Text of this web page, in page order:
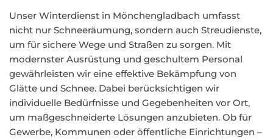
Unser Winterdienst in Mönchengladbach umfasst
nicht nur Schneeräumung, sondern auch Streudienste,
um für sichere Wege und Straßen zu sorgen. Mit
modernster Ausrüstung und geschultem Personal
gewährleisten wir eine effektive Bekämpfung von
Glätte und Schnee. Dabei berücksichtigen wir
individuelle Bedürfnisse und Gegebenheiten vor Ort,
um maßgeschneiderte Lösungen anzubieten. Ob für
Gewerbe, Kommunen oder öffentliche Einrichtungen –